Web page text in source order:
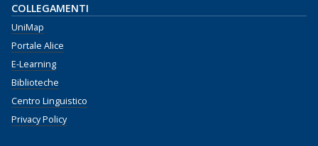
COLLEGAMENTI
UniMap
Portale Alice
E-Learning
Biblioteche
Centro Linguistico
Privacy Policy